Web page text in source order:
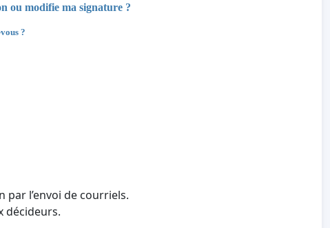
ou modifie ma signature ?
?
par l’envoi de courriels.
décideurs.